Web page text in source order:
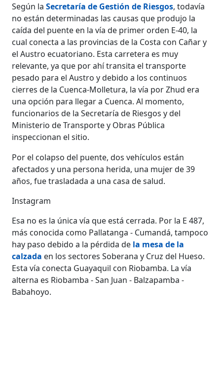
Según laSecretaría de Gestión de Riesgos, todavía
no están determinadas las causas que produjo la
caída del puente en la vía de primer orden E-40, la
cual conecta a las provincias de la Costa con Cañar y
el Austro ecuatoriano. Esta carretera es muy
relevante, ya que por ahí transita el transporte
pesado para el Austro y debido a los continuos
cierres de la Cuenca-Molletura, la vía por Zhud era
una opción para llegar a Cuenca. Al momento,
funcionarios de la Secretaría de Riesgos y del
Ministerio de Transporte y Obras Pública
inspeccionan el sitio.
Por el colapso del puente, dos vehículos están
afectados y una persona herida, una mujer de 39
años, fue trasladada a una casa de salud.
Instagram
Esa no es la única vía que está cerrada. Por la E 487,
más conocida como Pallatanga - Cumandá, tampoco
hay paso debido a la pérdida de la mesa de la
calzada en los sectores Soberana y Cruz del Hueso.
Esta vía conecta Guayaquil con Riobamba. La vía
alterna es Riobamba - San Juan - Balzapamba -
Babahoyo.